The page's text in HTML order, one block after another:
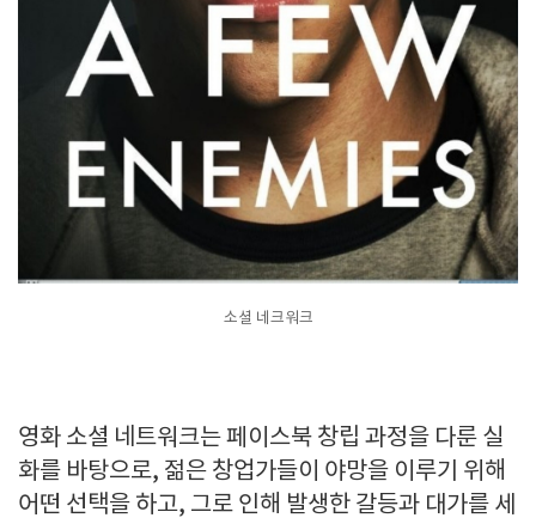
소셜 네크워크
영화 소셜 네트워크는 페이스북 창립 과정을 다룬 실
화를 바탕으로, 젊은 창업가들이 야망을 이루기 위해
어떤 선택을 하고, 그로 인해 발생한 갈등과 대가를 세